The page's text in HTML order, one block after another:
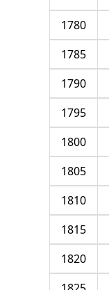
1780
1785
1790
1795
1800
1805
1810
1815
1820